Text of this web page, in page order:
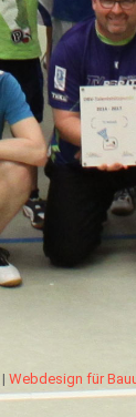
|Webdesign für